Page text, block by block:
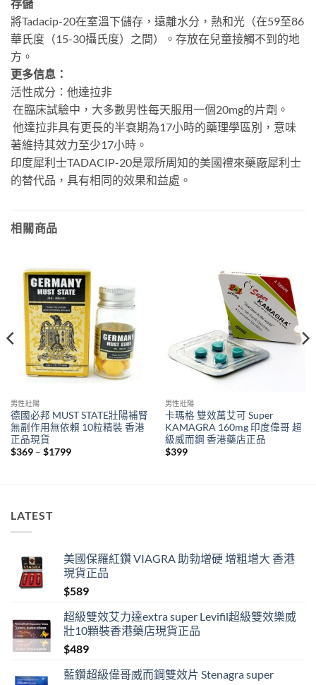
存儲
將Tadacip-20在室溫下儲存，遠離水分，熱和光（在59至86
華氏度（15-30攝氏度）之間）。存放在兒童接觸不到的地
方。
更多信息：
活性成分：他達拉非
在臨床試驗中，大多數男性每天服用一個20mg的片劑。
他達拉非具有更長的半衰期為17小時的藥理學區別，意味
著維持其效力至少17小時。
印度犀利士TADACIP-20是眾所周知的美國禮來藥廠犀利士
的替代品，具有相同的效果和益處。
相關商品
男性壯陽
德國必邦 MUST STATE壯陽補腎
無副作用無依賴 10粒精裝 香港
正品現貨
$369 – $1799Price
男性壯陽
卡瑪格 雙效萬艾可 Super
KAMAGRA 160mg 印度偉哥 超
級威而鋼 香港藥店正品
$399
LATEST
美國保羅紅鑽 VIAGRA 助勃增硬 增粗增大 香港
現貨正品
$589
超級雙效艾力達extra super Levifil超級雙效樂威
壯10顆裝香港藥店現貨正品
$489
藍鑽超級偉哥威而鋼雙效片 Stenagra super